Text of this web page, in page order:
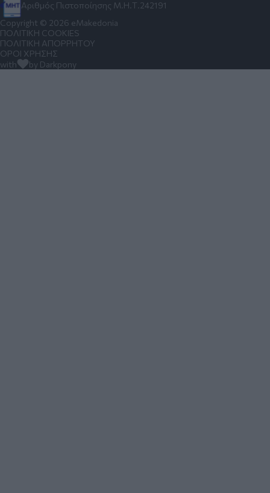
Αριθμός Πιστοποίησης Μ.Η.Τ.242191
Copyright © 2026 eMakedonia
ΠΟΛΙΤΙΚΗ COOKIES
ΠΟΛΙΤΙΚΗ ΑΠΟΡΡΗΤΟΥ
ΟΡΟΙ ΧΡΗΣΗΣ
with
by Darkpony